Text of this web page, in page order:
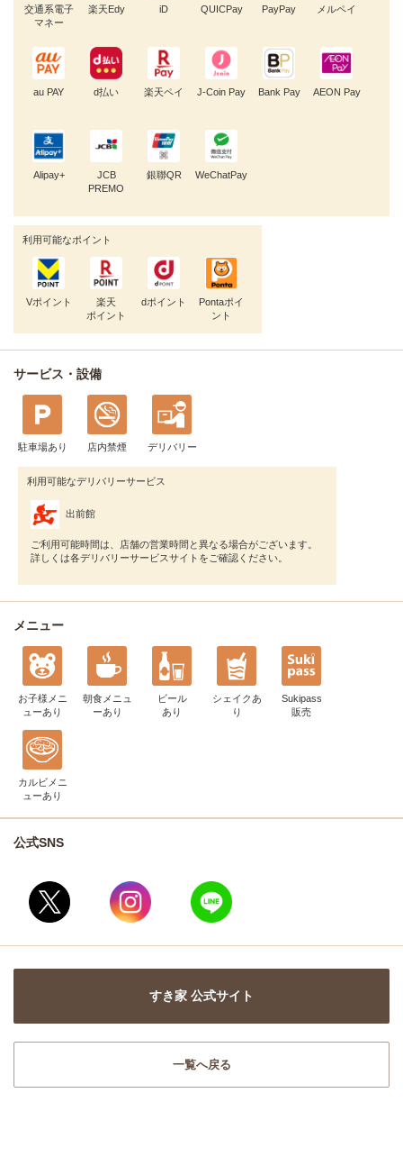
交通系電子
マネー
楽天Edy iD QUICPay PayPay メルペイ
au PAY d払い 楽天ペイ J-Coin Pay Bank Pay AEON Pay
Alipay+
JCB
PREMO
銀聯QR WeChatPay
利用可能なポイント
Vポイント
楽天
ポイント
dポイント
Pontaポイ
ント
サービス・設備
駐車場あり 店内禁煙 デリバリー
利用可能なデリバリーサービス
出前館
ご利用可能時間は、店舗の営業時間と異なる場合がございます。
詳しくは各デリバリーサービスサイトをご確認ください。
メニュー
お子様メニ
ューあり
朝食メニュ
ーあり
ビール
あり
シェイク あ
り
Sukipass
販売
カルビメニ
ューあり
公式SNS
すき家 公式サイト
一覧へ戻る